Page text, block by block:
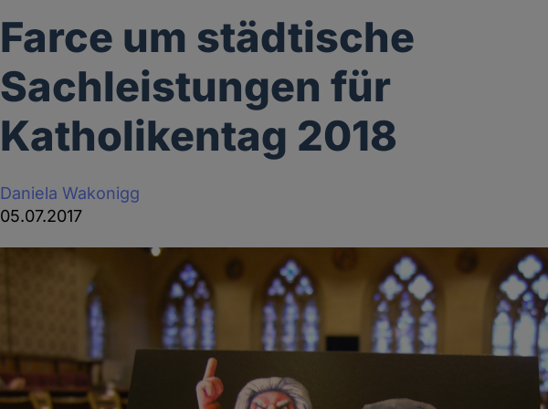
Farce um städtische
Sachleistungen für
Katholikentag 2018
Daniela Wakonigg
05.07.2017